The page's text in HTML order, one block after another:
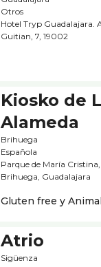
Otros
Hotel Tryp Guadalajara.
Guitian, 7, 19002
Kiosko de
Alameda
Brihuega
Española
Parque de María
Brihuega, Guadalajara
Gluten free y
Atrio
Sigüenza